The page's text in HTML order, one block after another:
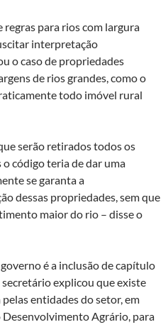
para rios com largura
interpretação
o caso de propriedades
de rios grandes, como o
todo imóvel rural
serão retirados todos os
código teria de dar uma
se garanta a
dessas propriedades, sem que
maior do rio – disse o
é a inclusão de capítulo
explicou que existe
entidades do setor, em
Agrário, para